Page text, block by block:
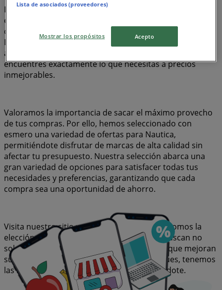
En este mes de agosto del año 2026, estamos
emocionados de ofrecerte las ofertas más atractivas y
competitivas para Nautica disponibles en todo México.
En Tiendeo, nuestro objetivo es brindarte acceso a una
amplia gama de ofertas, asegurándonos de que
encuentres exactamente lo que necesitas a precios
inmejorables.
Valoramos la importancia de sacar el máximo provecho
de tus compras. Por ello, hemos seleccionado con
esmero una variedad de ofertas para Nautica,
permitiéndote disfrutar de marcas de alta calidad sin
afectar tu presupuesto. Nuestra selección abarca una
gran variedad de opciones para satisfacer todas tus
necesidades y preferencias, garantizando que cada
compra sea una oportunidad de ahorro.
Visita nuestro sitio web y descubre por qué somos la
elección favorita de miles de usuarios que buscan no
solo ahorrar, sino también adquirir marcas que mejoran
su calidad de vida. Sea lo que sea que busques, tenemos
las mejores ofertas y promociones esperándote.
Lista de asociados (proveedores)
Mostrar los propósitos Acepto